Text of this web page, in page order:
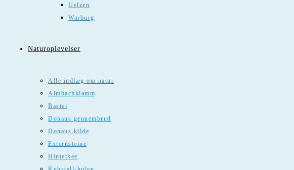
Uelzen
Warburg
Naturoplevelser
Alle indlæg om natur
Almbachklamm
Bastei
Donaus gennembrud
Donaus kilde
Externsteine
Hintersee